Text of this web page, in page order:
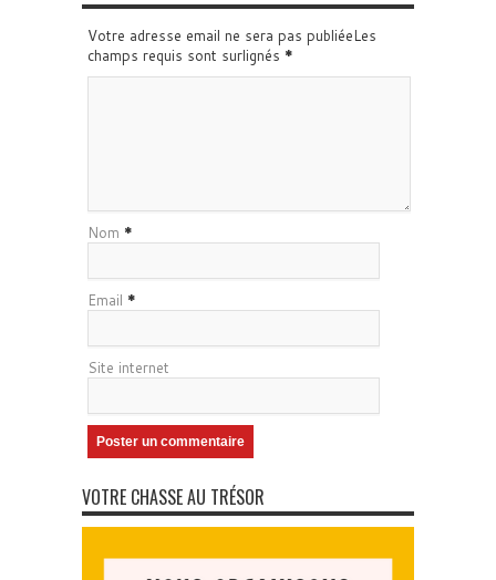
Votre adresse email ne sera pas publiéeLes
champs requis sont surlignés *
Nom *
Email *
Site internet
VOTRE CHASSE AU TRÉSOR